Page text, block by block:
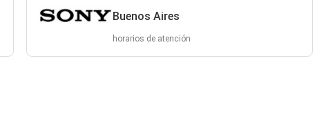
Buenos Aires
horarios de atención